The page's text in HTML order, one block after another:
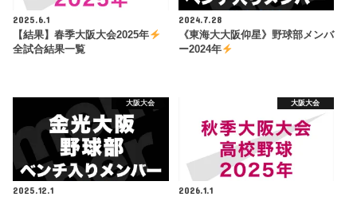
2025.6.1
【結果】春季大阪大会2025年
全試合結果一覧
2024.7.28
《東海大大阪仰星》野球部メンバ
ー2024年
大阪大会
2025.12.1
大阪大会
2026.1.1